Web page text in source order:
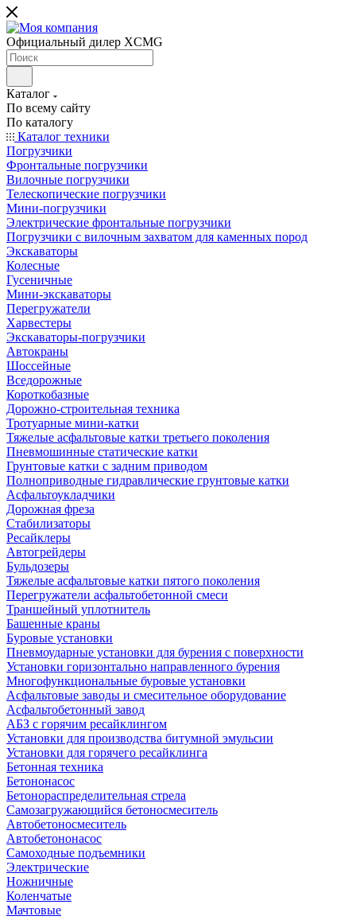
Официальный дилер XCMG
Каталог
По всему сайту
По каталогу
Каталог техники
Погрузчики
Фронтальные погрузчики
Вилочные погрузчики
Телескопические погрузчики
Мини-погрузчики
Электрические фронтальные погрузчики
Погрузчики с вилочным захватом для каменных пород
Экскаваторы
Колесные
Гусеничные
Мини-экскаваторы
Перегружатели
Харвестеры
Экскаваторы-погрузчики
Автокраны
Шоссейные
Вседорожные
Короткобазные
Дорожно-строительная техника
Тротуарные мини-катки
Тяжелые асфальтовые катки третьего поколения
Пневмошинные статические катки
Грунтовые катки с задним приводом
Полноприводные гидравлические грунтовые катки
Асфальтоукладчики
Дорожная фреза
Стабилизаторы
Ресайклеры
Автогрейдеры
Бульдозеры
Тяжелые асфальтовые катки пятого поколения
Перегружатели асфальтобетонной смеси
Траншейный уплотнитель
Башенные краны
Буровые установки
Пневмоударные установки для бурения с поверхности
Установки горизонтально направленного бурения
Многофункциональные буровые установки
Асфальтовые заводы и смесительное оборудование
Асфальтобетонный завод
АБЗ с горячим ресайклингом
Установки для производства битумной эмульсии
Установки для горячего ресайклинга
Бетонная техника
Бетононасос
Бетонораспределительная стрела
Самозагружающийся бетоносмеситель
Автобетоносмеситель
Автобетононасос
Самоходные подъемники
Электрические
Ножничные
Коленчатые
Мачтовые